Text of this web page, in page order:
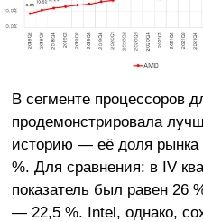
В сегменте процессоров
продемонстрировала
историю — её доля рынка
%. Для сравнения: в IV
показатель был равен 26
— 22,5 %. Intel, однако,